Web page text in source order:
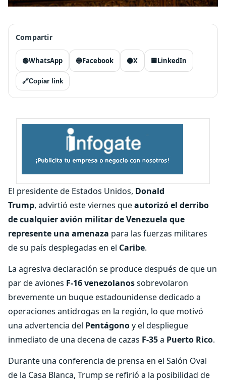
Compartir
🟢WhatsApp 🔵Facebook ⚫X 🟦LinkedIn
🔗Copiar link
El presidente de Estados Unidos, Donald
Trump, advirtió este viernes queautorizó el derribo
de cualquier avión militar de Venezuela que
represente una amenaza para las fuerzas militares
de su país desplegadas en el Caribe.
La agresiva declaración se produce después de que un
par de aviones F-16 venezolanossobrevolaron
brevemente un buque estadounidense dedicado a
operaciones antidrogas en la región, lo que motivó
una advertencia del Pentágonoy el despliegue
inmediato de una decena de cazas F-35a Puerto Rico.
Durante una conferencia de prensa en el Salón Oval
de la Casa Blanca, Trump se refirió a la posibilidad de